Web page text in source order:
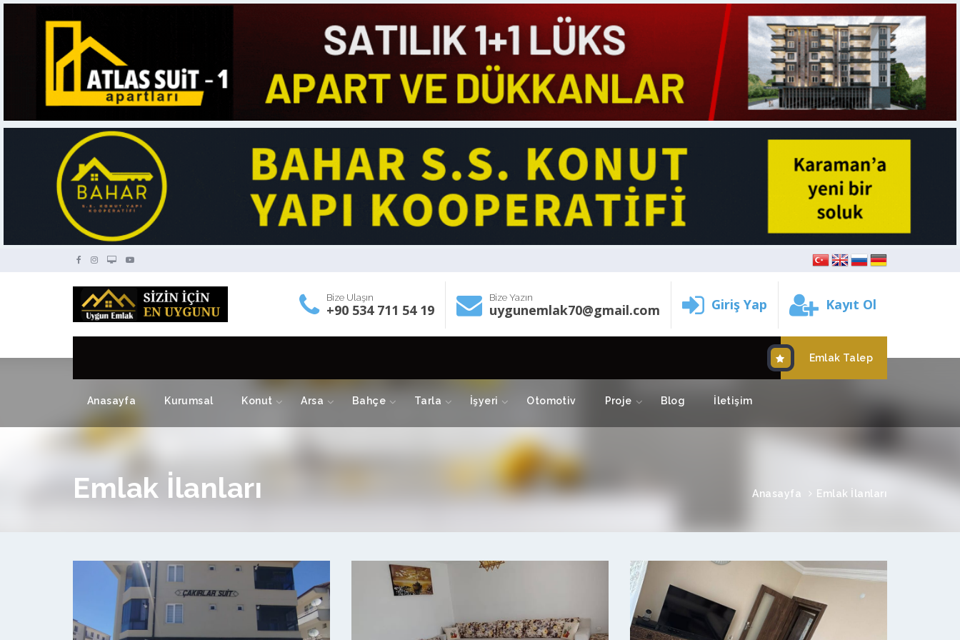
Bize Ulaşın
+90 534 711 54 19
Bize Yazın
uygunemlak70@gmail.com Giriş Yap Kayıt Ol
Emlak Talep
Anasayfa Kurumsal Konut Arsa Bahçe Tarla İşyeri Otomotiv Proje Blog İletişim
Emlak İlanları Anasayfa Emlak İlanları